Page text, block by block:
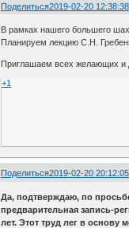
Поделиться2019-02-20 12:38:38
В рамках нашего большего
Планируем лекцию С.Н.
Приглашаем всех желающих и
+1
Поделиться2019-02-20 20:12:05
Да, подтверждаю, по
предварительная запись-
лет. Этот труд лег в